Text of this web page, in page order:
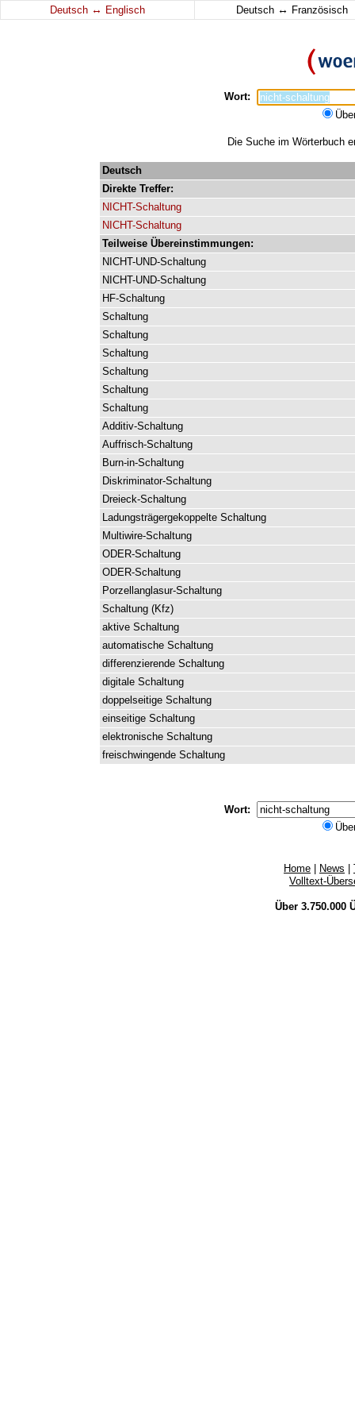
Deutsch ↔ Englisch Deutsch ↔ Französisch
Wort:
Die Suche im Wörterbuch
Deutsch
Direkte Treffer:
NICHT-Schaltung
NICHT-Schaltung
Teilweise Übereinstimmungen:
NICHT-UND-Schaltung
NICHT-UND-Schaltung
HF-Schaltung
Schaltung
Schaltung
Schaltung
Schaltung
Schaltung
Schaltung
Additiv-Schaltung
Auffrisch-Schaltung
Burn-in-Schaltung
Diskriminator-Schaltung
Dreieck-Schaltung
Ladungsträgergekoppelte Schaltung
Multiwire-Schaltung
ODER-Schaltung
ODER-Schaltung
Porzellanglasur-Schaltung
Schaltung (Kfz)
aktive Schaltung
automatische Schaltung
differenzierende Schaltung
digitale Schaltung
doppelseitige Schaltung
einseitige Schaltung
elektronische Schaltung
freischwingende Schaltung
Wort:
Home News
Volltext-
Über 3.750.000